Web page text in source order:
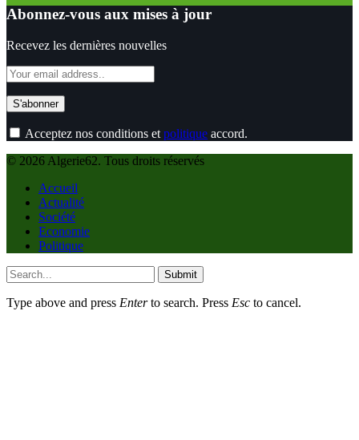
Abonnez-vous aux mises à jour
Recevez les dernières nouvelles
Acceptez nos conditions et politique accord.
© 2026 Algerie62. Tous droits réservés
Accueil
Actualité
Société
Economie
Politique
Submit
Type above and press Enterto search. Press Esc to cancel.